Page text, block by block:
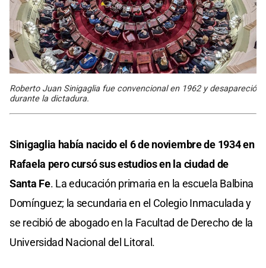
Roberto Juan Sinigaglia fue convencional en 1962 y desapareció
durante la dictadura.
Sinigaglia había nacido el 6 de noviembre de 1934 en
Rafaela pero cursó sus estudios en la ciudad de
Santa Fe. La educación primaria en la escuela Balbina
Domínguez; la secundaria en el Colegio Inmaculada y
se recibió de abogado en la Facultad de Derecho de la
Universidad Nacional del Litoral.